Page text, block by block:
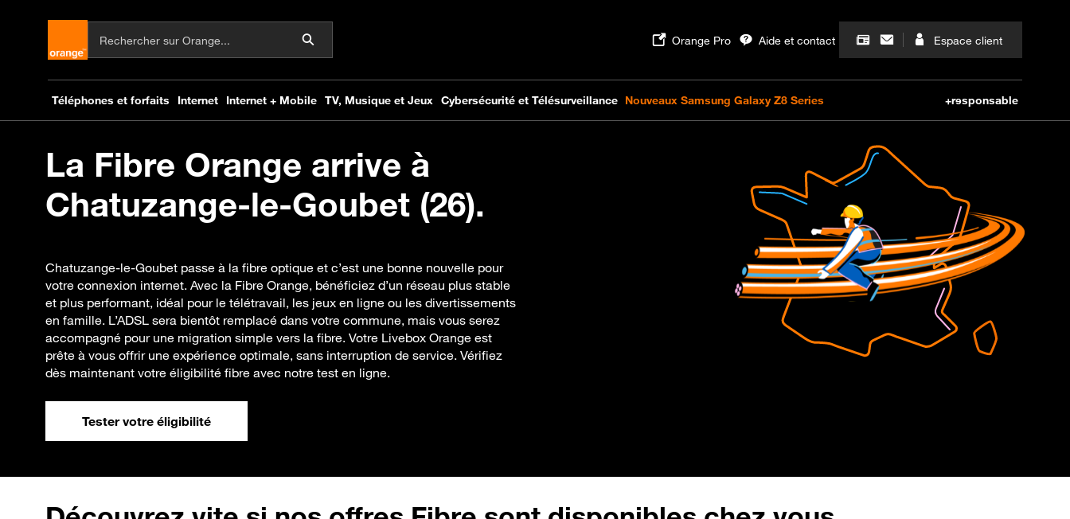
La Fibre Orange arrive à
Chatuzange-le-Goubet (26).
Chatuzange-le-Goubet passe à la fibre optique et c’est une bonne nouvelle pour
votre connexion internet. Avec la Fibre Orange, bénéficiez d’un réseau plus stable
et plus performant, idéal pour le télétravail, les jeux en ligne ou les divertissements
en famille. L’ADSL sera bientôt remplacé dans votre commune, mais vous serez
accompagné pour une migration simple vers la fibre. Votre Livebox Orange est
prête à vous offrir une expérience optimale, sans interruption de service. Vérifiez
dès maintenant votre éligibilité fibre avec notre test en ligne.
Tester votre éligibilité